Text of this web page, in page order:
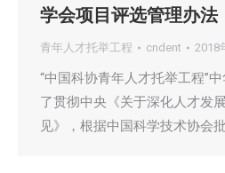
学会项目评选管理办法
青年人才托举工程 cndent 2018
“中国科协青年人才托举工程”
了贯彻中央《关于深化人才发
见》，根据中国科学技术协会